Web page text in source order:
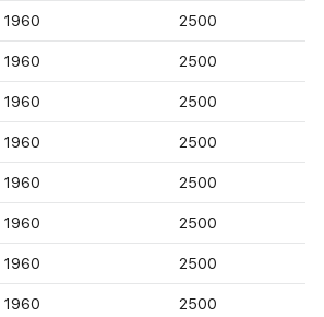
1960 2500
1960 2500
1960 2500
1960 2500
1960 2500
1960 2500
1960 2500
1960 2500